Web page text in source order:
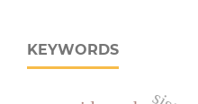
KEYWORDS